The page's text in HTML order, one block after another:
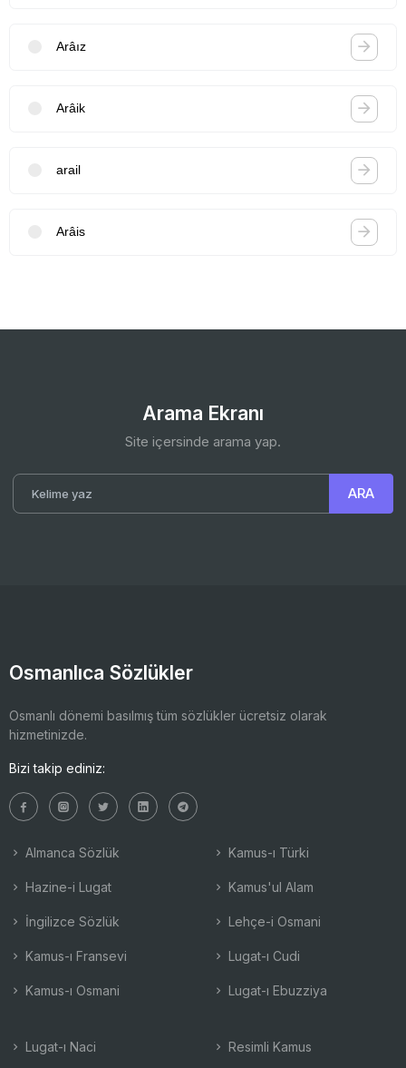
Arâız
Arâik
arail
Arâis
Arama Ekranı
Site içersinde arama yap.
Osmanlıca Sözlükler
Osmanlı dönemi basılmış tüm sözlükler ücretsiz olarak
hizmetinizde.
Bizi takip ediniz:
Almanca Sözlük
Hazine-i Lugat
İngilizce Sözlük
Kamus-ı Fransevi
Kamus-ı Osmani
Kamus-ı Türki
Kamus'ul Alam
Lehçe-i Osmani
Lugat-ı Cudi
Lugat-ı Ebuzziya
Lugat-ı Naci Resimli Kamus